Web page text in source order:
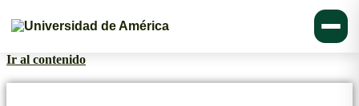
Ir al contenido